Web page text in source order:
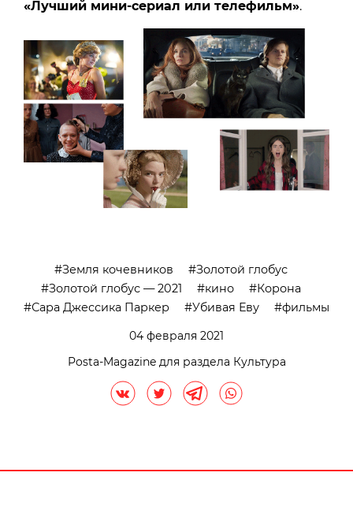
«Лучший мини-сериал или телефильм».
Земля кочевников
Золотой глобус
Золотой глобус — 2021
кино
Корона
Сара Джессика Паркер
Убивая Еву
фильмы
04 февраля 2021
Posta-Magazine для раздела Культура